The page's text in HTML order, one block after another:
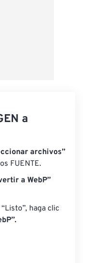
a
archivos”
FUENTE.
a WebP”
haga clic